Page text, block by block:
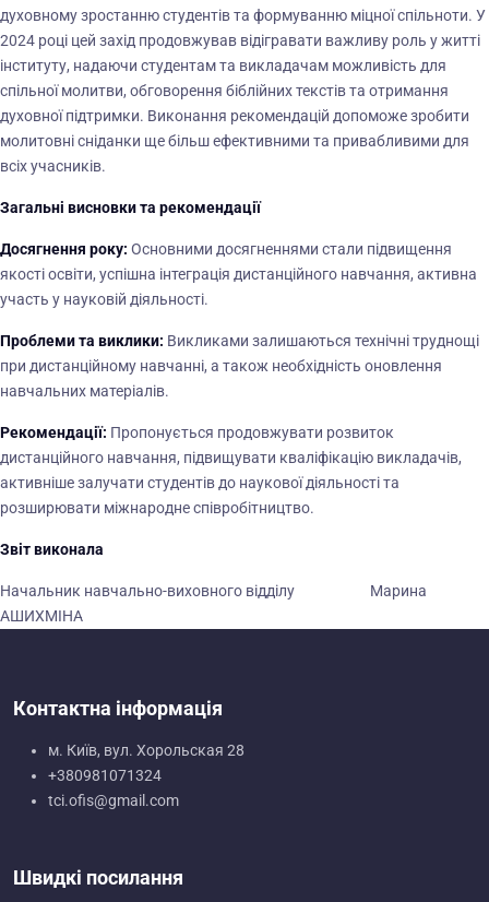
духовному зростанню студентів та формуванню міцної спільноти. У
2024 році цей захід продовжував відігравати важливу роль у житті
інституту, надаючи студентам та викладачам можливість для
спільної молитви, обговорення біблійних текстів та отримання
духовної підтримки. Виконання рекомендацій допоможе зробити
молитовні сніданки ще більш ефективними та привабливими для
всіх учасників.
Загальні висновки та рекомендації
Досягнення року: Основними досягненнями стали підвищення
якості освіти, успішна інтеграція дистанційного навчання, активна
участь у науковій діяльності.
Проблеми та виклики: Викликами залишаються технічні труднощі
при дистанційному навчанні, а також необхідність оновлення
навчальних матеріалів.
Рекомендації: Пропонується продовжувати розвиток
дистанційного навчання, підвищувати кваліфікацію викладачів,
активніше залучати студентів до наукової діяльності та
розширювати міжнародне співробітництво.
Звіт виконала
Начальник навчально-виховного відділу Марина
АШИХМІНА
Контактна інформація
м. Київ, вул. Хорольская 28
+380981071324
tci.ofis@gmail.com
Швидкі посилання